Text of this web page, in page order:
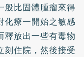
般比固體腫瘤來得
化療一開始之敏感
釋放出一些有毒物
刻住院，然後接受